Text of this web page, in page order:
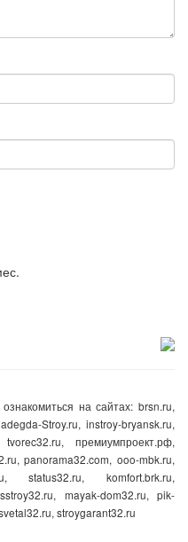
на сайтах: brsn.ru,
Stroy.ru, instroy-bryansk.ru,
премиумпроект.рф,
panorama32.com, ooo-mbk.ru,
status32.ru, komfort.brk.ru,
mayak-dom32.ru, pik-
stroygarant32.ru